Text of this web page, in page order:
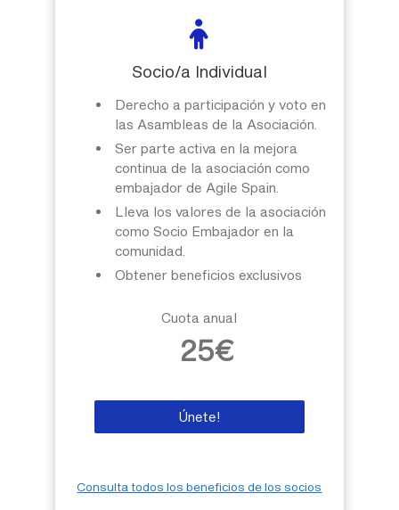
Socio/a Individual
Derecho a participación y voto en
las Asambleas de la Asociación.
Ser parte activa en la mejora
continua de la asociación como
embajador de Agile Spain.
Lleva los valores de la asociación
como Socio Embajador en la
comunidad.
Obtener beneficios exclusivos
Cuota anual
25€
Únete!
Consulta todos los beneficios de los socios